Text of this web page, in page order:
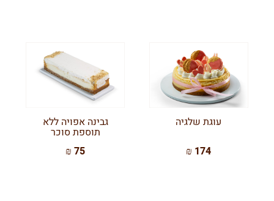
עוגת שלגיה
174 ₪
גבינה אפויה ללא
תוספת סוכר
75 ₪